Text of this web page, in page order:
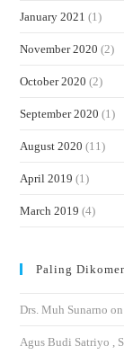
January 2021 (1)
November 2020 (2)
October 2020 (2)
September 2020 (1)
August 2020 (11)
April 2019 (1)
March 2019 (4)
Paling
Drs. Muh Sunarno
Agus Budi Satriyo ,